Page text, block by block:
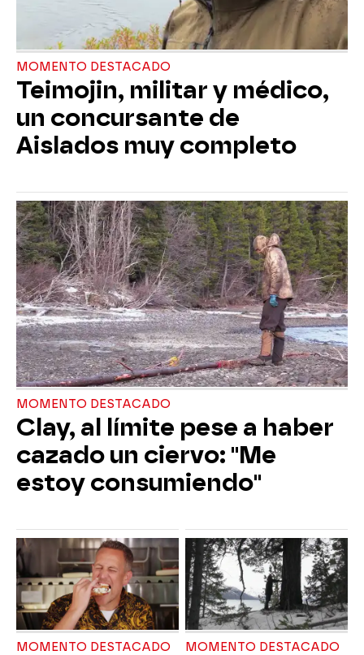
MOMENTO DESTACADO
Teimojin, militar y médico,
un concursante de
Aislados muy completo
MOMENTO DESTACADO
Clay, al límite pese a haber
cazado un ciervo: "Me
estoy consumiendo"
MOMENTO DESTACADO MOMENTO DESTACADO